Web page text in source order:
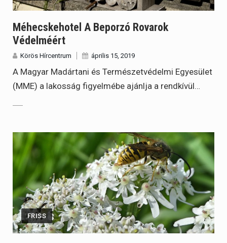
Méhecskehotel A Beporzó Rovarok
Védelméért
Körös Hírcentrum április 15, 2019
A Magyar Madártani és Természetvédelmi Egyesület
(MME) a lakosság figyelmébe ajánlja a rendkívül…
FRISS